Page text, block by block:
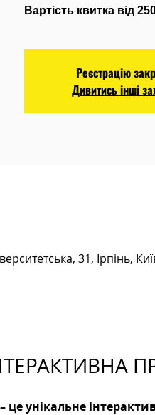
Вартість квитка від
Реєстрацію
Дивитись інші
31, Ірпінь,
це унікальне